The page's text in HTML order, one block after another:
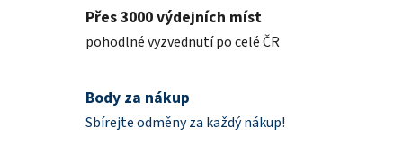
Přes 3000 výdejních míst
pohodlné vyzvednutí po celé ČR
Body za nákup
Sbírejte odměny za každý nákup!